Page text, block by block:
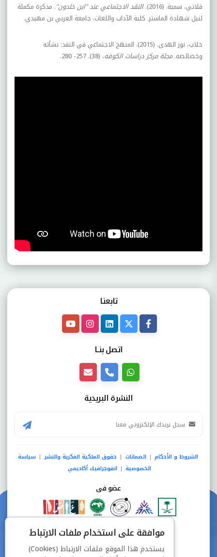
قلاتي، سمية. (2016). النقد الاجتماعي عند "ابن خلدون". مذكرة مكملة
لنيل شهادة الماستر. كلية الآداب واللغات. جامعة العربي بن مهيدي.
حلاب، نور الهدى. (2015). المنهج الاجتماعي في النقد: نشأته
وخصائصه.مجلة مركز دراسات الكوفه، (38). 257- 280.
تابعنـا
اتصل بنــا
النشرة البريدية
الشروط و الأحكام | الضمانات | حقوق الملكية الفكرية والنشر | سياسة
الخصوصية | انفوجرافيك أكاديمي
عضو فى
دفع آمن من خلال
موافقة على استخدام ملفات الارتباط
يستخدم هذا الموقع ملفات الارتباط (Cookies)